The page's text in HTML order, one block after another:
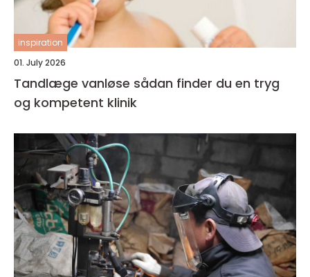
inspiration
01. July 2026
Tandlæge vanløse sådan finder du en tryg
og kompetent klinik